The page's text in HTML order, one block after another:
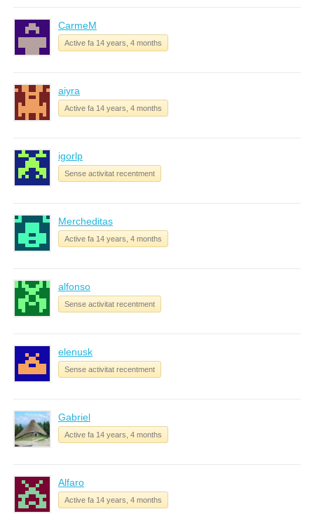
CarmeM
Active fa 14 years, 4 months
aiyra
Active fa 14 years, 4 months
igorlp
Sense activitat recentment
Mercheditas
Active fa 14 years, 4 months
alfonso
Sense activitat recentment
elenusk
Sense activitat recentment
Gabriel
Active fa 14 years, 4 months
Alfaro
Active fa 14 years, 4 months